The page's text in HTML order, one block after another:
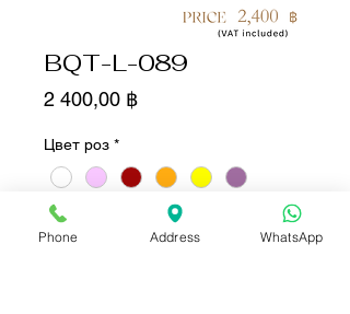
BQT-L-089
2 400,00 ฿Цена
Цвет роз *
Количество
Phone Address WhatsApp